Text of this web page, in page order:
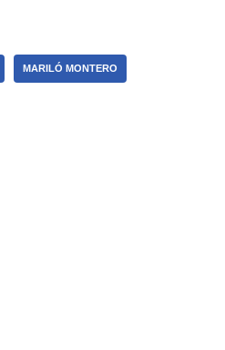
MARILÓ MONTERO